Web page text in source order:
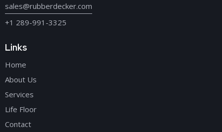
sales@rubberdecker.com
+1 289-991-3325
Links
Home
About Us
Services
Life Floor
Contact